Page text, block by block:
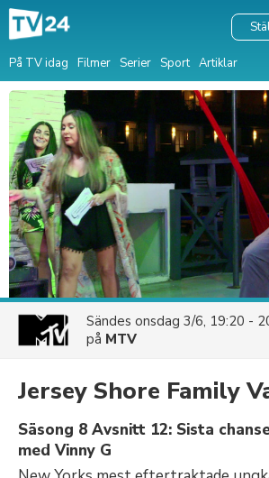
På TV idag Filmer Serier Sport Artiklar
Sändes onsdag 3/6, 19:20 -
på MTV
Jersey Shore Family
Säsong 8 Avsnitt 12: Sista
med Vinny G